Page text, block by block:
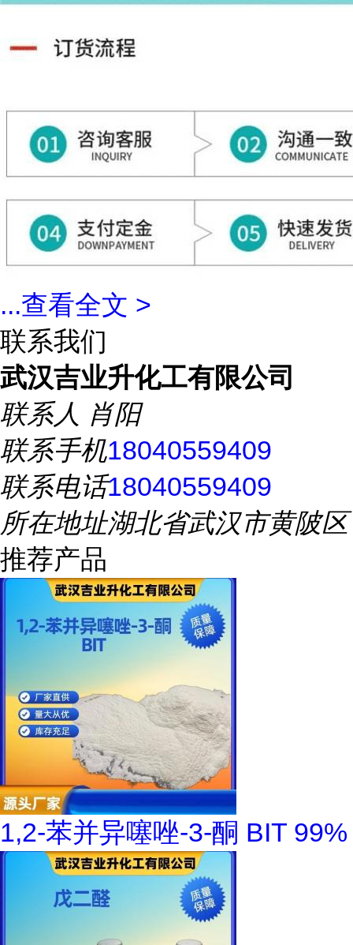
...查看全文 >
联系我们
武汉吉业升化工有限公司
联系人 肖阳
联系手机18040559409
联系电话18040559409
所在地址湖北省武汉市黄陂区
推荐产品
1,2-苯并异噻唑-3-酮 BIT 99%